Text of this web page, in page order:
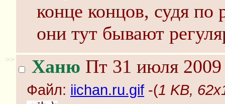
конце концов, судя по
они тут бывают
>> Ханю Пт 31 июля
Файл: iichan.ru.gif -(1 KB,